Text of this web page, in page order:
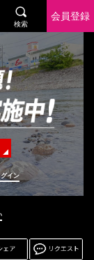
検索
会員登録
イン